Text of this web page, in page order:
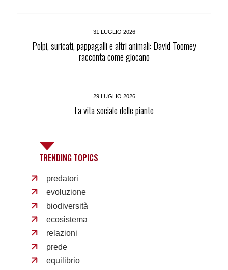
31 LUGLIO 2026
Polpi, suricati, pappagalli e altri animali: David Toomey
racconta come giocano
29 LUGLIO 2026
La vita sociale delle piante
TRENDING TOPICS
predatori
evoluzione
biodiversità
ecosistema
relazioni
prede
equilibrio